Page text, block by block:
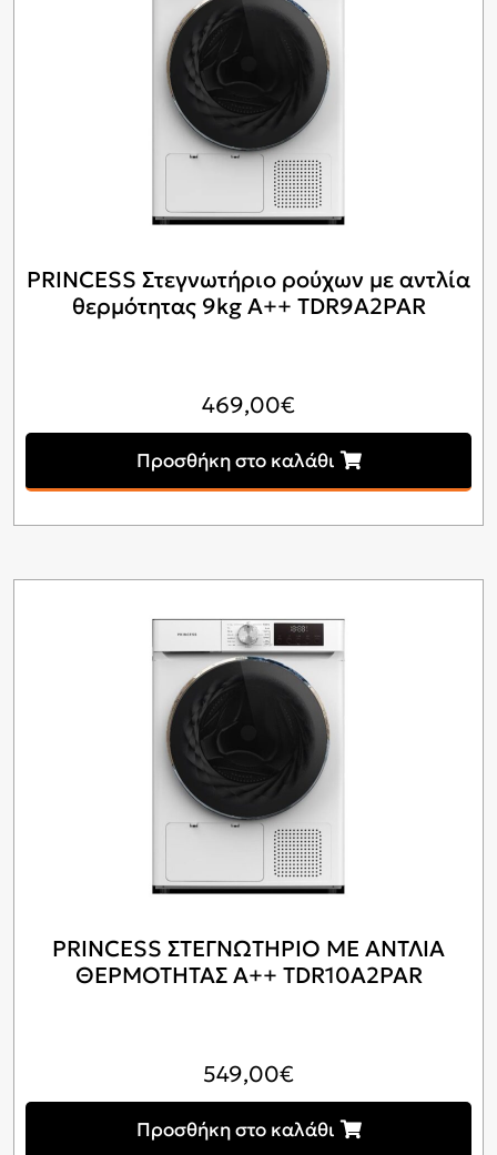
PRINCESS Στεγνωτήριο ρούχων με αντλία
θερμότητας 9kg A++ TDR9A2PAR
469,00€
Προσθήκη στο καλάθι
PRINCESS ΣΤΕΓΝΩΤΗΡΙΟ ΜΕ ΑΝΤΛΙΑ
ΘΕΡΜΟΤΗΤΑΣ Α++ TDR10A2PAR
549,00€
Προσθήκη στο καλάθι